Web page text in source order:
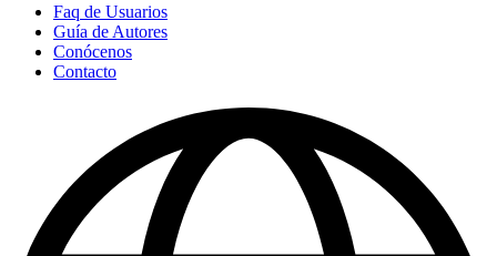
Faq de Usuarios
Guía de Autores
Conócenos
Contacto